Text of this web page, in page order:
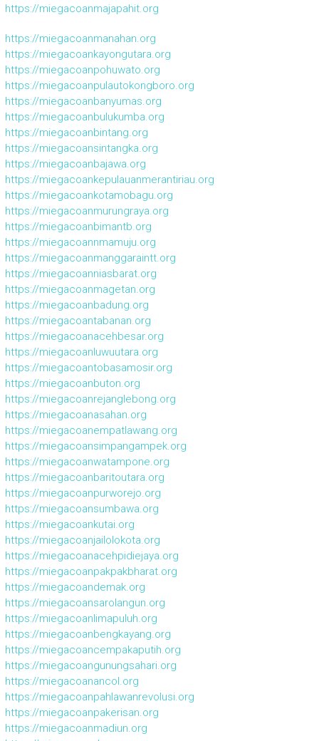
https://miegacoanmajapahit.org
https://miegacoanmanahan.org
https://miegacoankayongutara.org
https://miegacoanpohuwato.org
https://miegacoanpulautokongboro.org
https://miegacoanbanyumas.org
https://miegacoanbulukumba.org
https://miegacoanbintang.org
https://miegacoansintangka.org
https://miegacoanbajawa.org
https://miegacoankepulauanmerantiriau.org
https://miegacoankotamobagu.org
https://miegacoanmurungraya.org
https://miegacoanbimantb.org
https://miegacoannmamuju.org
https://miegacoanmanggaraintt.org
https://miegacoanniasbarat.org
https://miegacoanmagetan.org
https://miegacoanbadung.org
https://miegacoantabanan.org
https://miegacoanacehbesar.org
https://miegacoanluwuutara.org
https://miegacoantobasamosir.org
https://miegacoanbuton.org
https://miegacoanrejanglebong.org
https://miegacoanasahan.org
https://miegacoanempatlawang.org
https://miegacoansimpangampek.org
https://miegacoanwatampone.org
https://miegacoanbaritoutara.org
https://miegacoanpurworejo.org
https://miegacoansumbawa.org
https://miegacoankutai.org
https://miegacoanjailolokota.org
https://miegacoanacehpidiejaya.org
https://miegacoanpakpakbharat.org
https://miegacoandemak.org
https://miegacoansarolangun.org
https://miegacoanlimapuluh.org
https://miegacoanbengkayang.org
https://miegacoancempakaputih.org
https://miegacoangunungsahari.org
https://miegacoanancol.org
https://miegacoanpahlawanrevolusi.org
https://miegacoanpakerisan.org
https://miegacoanmadiun.org